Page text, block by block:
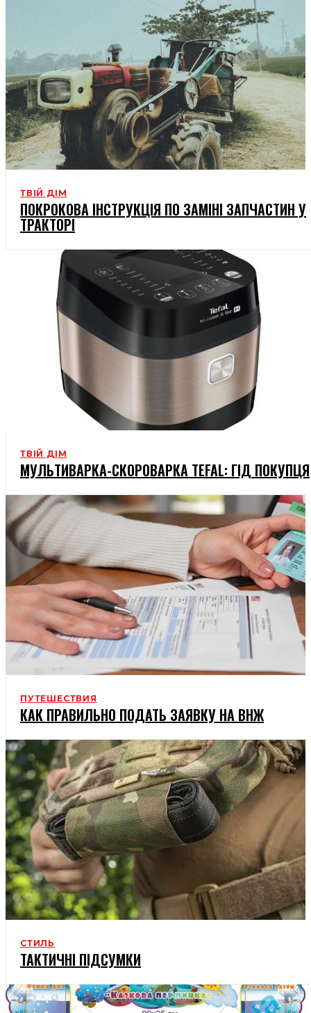
ТВІЙ ДІМ
ПОКРОКОВА ІНСТРУКЦІЯ ПО ЗАМІНІ ЗАПЧАСТИН У
ТРАКТОРІ
ТВІЙ ДІМ
МУЛЬТИВАРКА-СКОРОВАРКА TEFAL: ГІД ПОКУПЦЯ
ПУТЕШЕСТВИЯ
КАК ПРАВИЛЬНО ПОДАТЬ ЗАЯВКУ НА ВНЖ
СТИЛЬ
ТАКТИЧНІ ПІДСУМКИ